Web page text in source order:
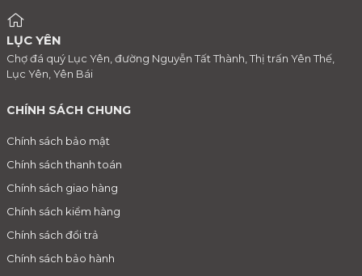
LỤC YÊN
Chợ đá quý Lục Yên, đường Nguyễn Tất Thành, Thị trấn Yên Thế,
Lục Yên, Yên Bái
CHÍNH SÁCH CHUNG
Chính sách bảo mật
Chính sách thanh toán
Chính sách giao hàng
Chính sách kiểm hàng
Chính sách đổi trả
Chính sách bảo hành